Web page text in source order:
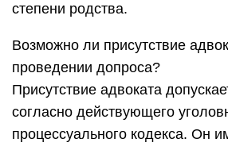
степени родства.
Возможно ли присутствие
проведении допроса?
Присутствие адвоката
согласно действующего
процессуального кодекса. Он